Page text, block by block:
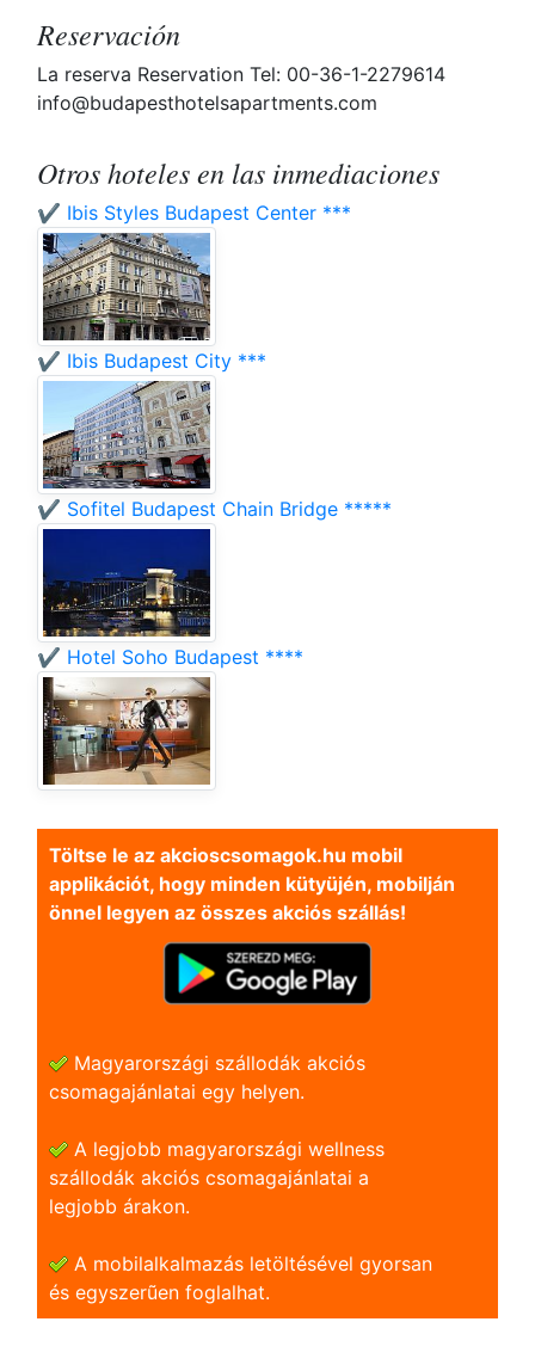
Reservación
La reserva Reservation Tel: 00-36-1-2279614
info@budapesthotelsapartments.com
Otros hoteles en las inmediaciones
✔️ Ibis Styles Budapest Center ***
✔️ Ibis Budapest City ***
✔️ Sofitel Budapest Chain Bridge *****
✔️ Hotel Soho Budapest ****
Töltse le az akcioscsomagok.hu mobil
applikációt, hogy minden kütyüjén, mobilján
önnel legyen az összes akciós szállás!
Magyarországi szállodák akciós
csomagajánlatai egy helyen.
A legjobb magyarországi wellness
szállodák akciós csomagajánlatai a
legjobb árakon.
A mobilalkalmazás letöltésével gyorsan
és egyszerũen foglalhat.